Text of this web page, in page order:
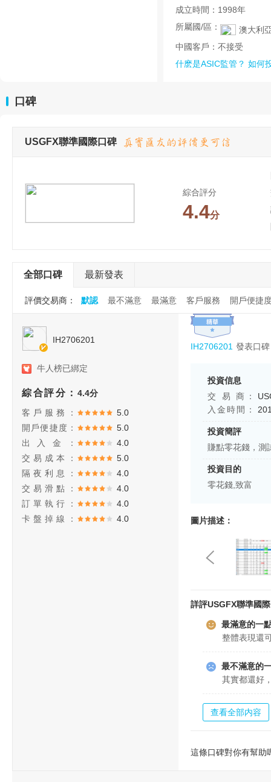
成立時間： 1998年
所屬國/區：
澳大利
中國客戶： 不接受
什麽是ASIC監管？ 如何
口碑
USGFX聯準國際口碑
綜合評分
4.4分
全部口碑 最新發表
評價交易商： 默認 最不滿意 最滿意 客戶服務 開戶便捷
IH2706201
牛人榜已綁定
綜合評分： 4.4分
客戶服務：
5.0
開戶便捷度：
5.0
出入金：
4.0
交易成本：
5.0
隔夜利息：
4.0
交易滑點：
4.0
訂單執行：
4.0
卡盤掉線：
4.0
IH2706201 發表口碑
投資信息
交 易 商：
入金時間：
投資簡評
賺點零花錢，測
投資目的
零花錢,致富
圖片描述：
詳評USGFX聯準國際
最滿意的一
整體表現還
最不滿意的
其實都還好
查看全部内容
這條口碑對你有幫助